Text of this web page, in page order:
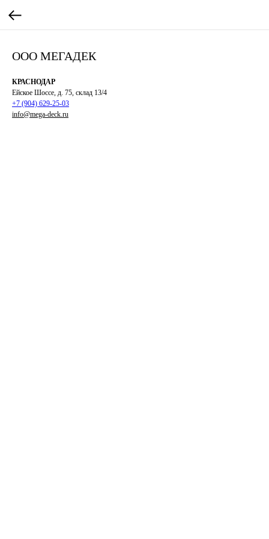
ООО МЕГАДЕК
КРАСНОДАР
Ейское Шоссе, д. 75, склад 13/4
+7 (904) 629-25-03
info@mega-deck.ru